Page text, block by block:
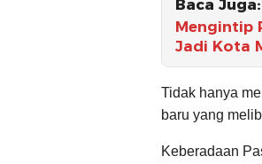
Baca Juga:
Mengintip
Jadi Kota
Tidak hanya
baru yang
Keberadaan